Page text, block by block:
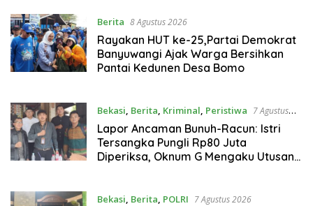
Berita 8 Agustus 2026
Rayakan HUT ke-25,Partai Demokrat
Banyuwangi Ajak Warga Bersihkan
Pantai Kedunen Desa Bomo
Bekasi, Berita, Kriminal, Peristiwa 7 Agustus
2026
Lapor Ancaman Bunuh-Racun: Istri
Tersangka Pungli Rp80 Juta
Diperiksa, Oknum G Mengaku Utusan
Bekasi, Berita, POLRI 7 Agustus 2026